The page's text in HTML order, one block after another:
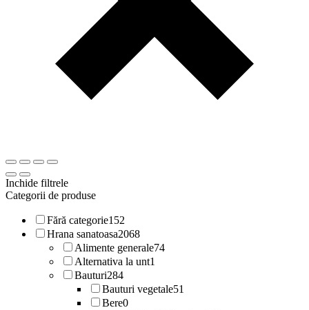
Inchide filtrele
Categorii de produse
Fără categorie152
Hrana sanatoasa2068
Alimente generale74
Alternativa la unt1
Bauturi284
Bauturi vegetale51
Bere0